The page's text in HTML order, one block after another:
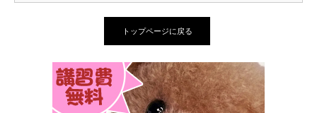
トップページに戻る